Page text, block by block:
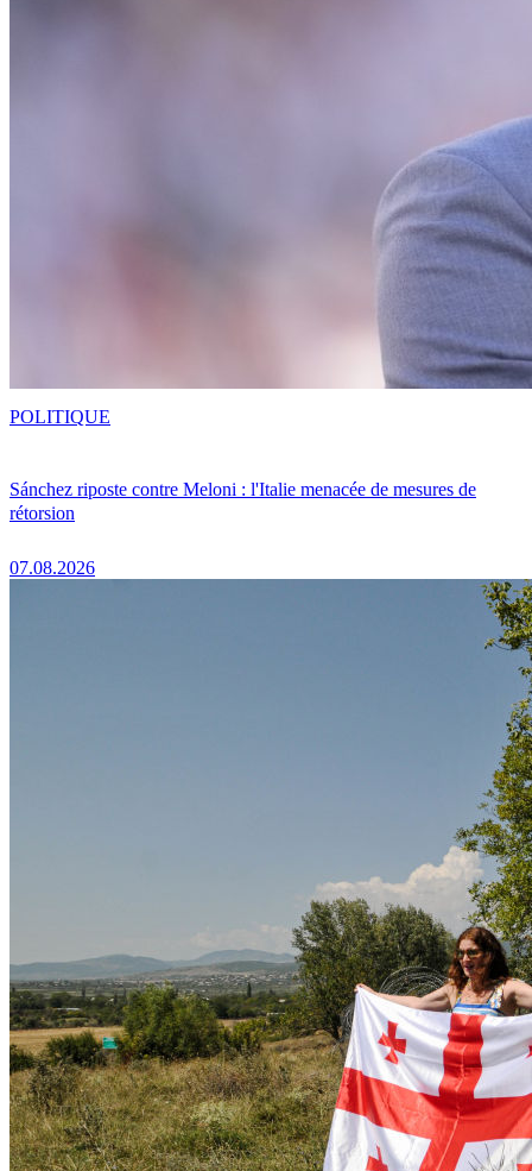
Sánchez riposte contre Meloni : l'Italie menacée de mesures de
rétorsion
07.08.2026
POLITIQUE